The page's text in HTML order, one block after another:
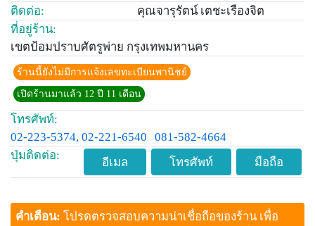
ติดต่อ:
คุณจารุรัตน์ เตชะเรืองจิต
ที่อยู่ร้าน:
เขตป้อมปราบศัตรูพ่าย กรุงเทพมหานคร
ร้านนี้ยังไม่มีการแจ้งเลขทะเบียนพานิชย์
เปิดร้านมาแล้ว 12 ปี 11 เดือน
โทรศัพท์:
02-223-5374, 02-221-6540
081-582-4664
ปุ่มติดต่อ:
อีเมล โทรศัพท์ มือถือ
คำเตือน: โปรดตรวจสอบความน่าเชื่อถือของร้าน เพื่อ